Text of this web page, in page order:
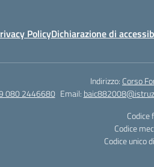
PolicyDichiarazione di
Indirizzo: Corso
080 2446680 Email:
Codice
Codice unico